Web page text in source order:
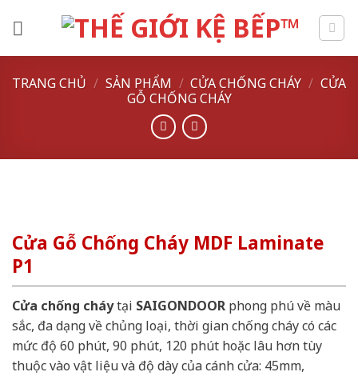
TRANG CHỦ / SẢN PHẨM / CỬA CHỐNG CHÁY / CỬA
GỖ CHỐNG CHÁY
Cửa Gỗ Chống Cháy MDF Laminate
P1
Cửa chống cháytại SAIGONDOOR phong phú về màu
sắc, đa dạng về chủng loại, thời gian chống cháy có các
mức độ 60 phút, 90 phút, 120 phút hoặc lâu hơn tùy
thuộc vào vật liệu và độ dày của cánh cửa: 45mm,